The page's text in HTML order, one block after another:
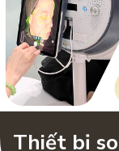
Thiết bị